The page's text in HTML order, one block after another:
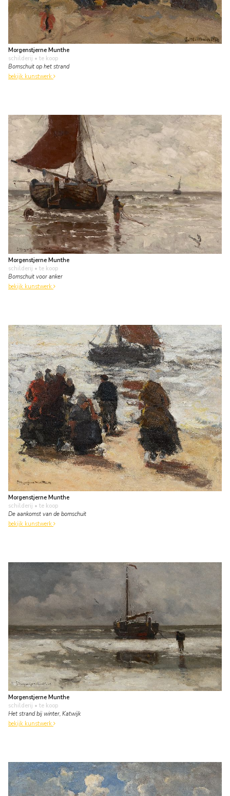
Morgenstjerne Munthe
schilderij • te koop
Bomschuit op het strand
bekijk kunstwerk
Morgenstjerne Munthe
schilderij • te koop
Bomschuit voor anker
bekijk kunstwerk
Morgenstjerne Munthe
schilderij • te koop
De aankomst van de bomschuit
bekijk kunstwerk
Morgenstjerne Munthe
schilderij • te koop
Het strand bij winter, Katwijk
bekijk kunstwerk